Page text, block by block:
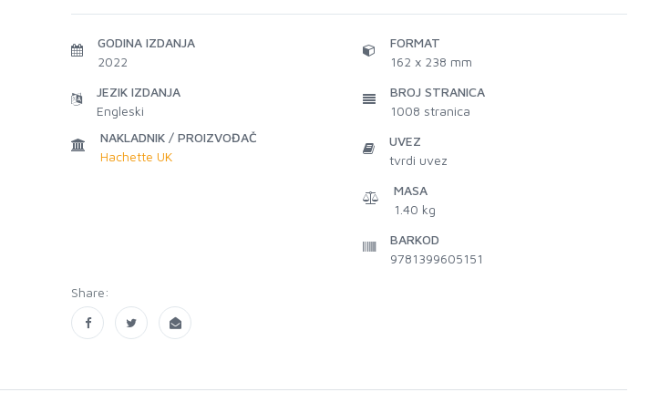
GODINA IZDANJA
2022
JEZIK IZDANJA
Engleski
NAKLADNIK / PROIZVOĐAČ
Hachette UK
FORMAT
162 x 238 mm
BROJ STRANICA
1008 stranica
UVEZ
tvrdi uvez
MASA
1.40 kg
BARKOD
9781399605151
Share: